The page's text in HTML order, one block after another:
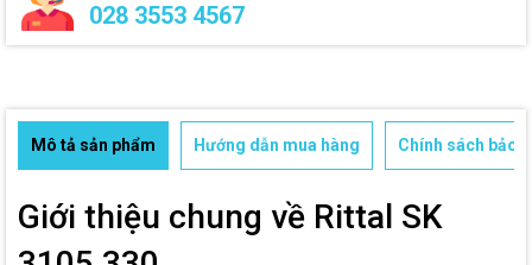
028 3553 4567
Mô tả sản phẩm Hướng dẫn mua hàng Chính sách bảo
Giới thiệu chung về Rittal SK